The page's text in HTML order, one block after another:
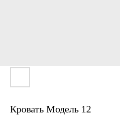
Кровать Модель 12